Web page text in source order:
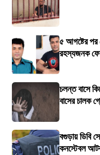
৫ আগষ্টের পর
রহস্যজনক
চলন্ত বাসে
বাসের চালক
বগুড়ায় ডিবি
কনস্টেবল